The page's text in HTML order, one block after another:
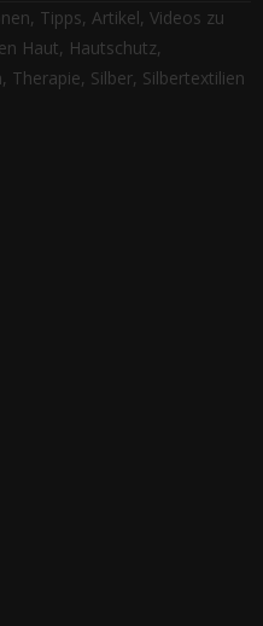
Tipps, Artikel, Videos zu
Haut, Hautschutz,
Therapie, Silber, Silbertextilien